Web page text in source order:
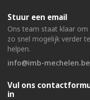
Stuur een email
Ons team staat klaar om
zo snel mogelijk verder te
helpen.
info@imb-mechelen.be
Vul ons
in